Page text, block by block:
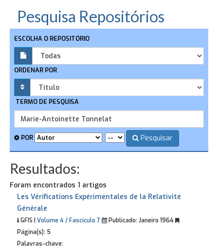
Pesquisa Repositórios
ESCOLHA O REPOSITÓRIO
ORDENAR POR
TERMO DE PESQUISA
POR Pesquisar
Resultados:
Foram encontrados 1 artigos
Les Vérifications Expérimentales de la Relativité
Générale
GFIS | Volume 4 / Fascículo 7 Publicado:Janeiro 1964
Página(s): 5
Palavras-chave: